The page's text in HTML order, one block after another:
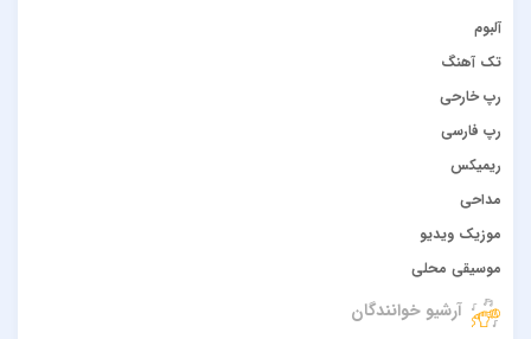
آلبوم
تک آهنگ
رپ خارحی
رپ فارسی
ریمیکس
مداحی
موزیک ویدیو
موسیقی محلی
آرشیو خوانندگان